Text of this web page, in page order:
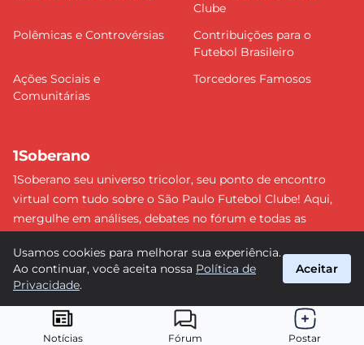
Notícias Fórum Postar
Clube
Polêmicas e Controvérsias
Contribuições para o
Futebol Brasileiro
Ações Sociais e
Comunitárias
Torcedores Famosos
1Soberano
1Soberano seu universo tricolor, seu ponto de encontro
virtual com tudo sobre o São Paulo Futebol Clube! Aqui,
mergulhe em análises, debates no fórum e todas as
detalhe e faça parte dessa comunidade apaixonada pelo
tricolor paulista. #SPFC #SãoPaulo #1Soberano
© 2026 1Soberano. Todos os direitos reservados.
Usamos cookies para melhorar sua experiência.
Ao continuar, você aceita nossa Política de
Privacidade.
Aceitar